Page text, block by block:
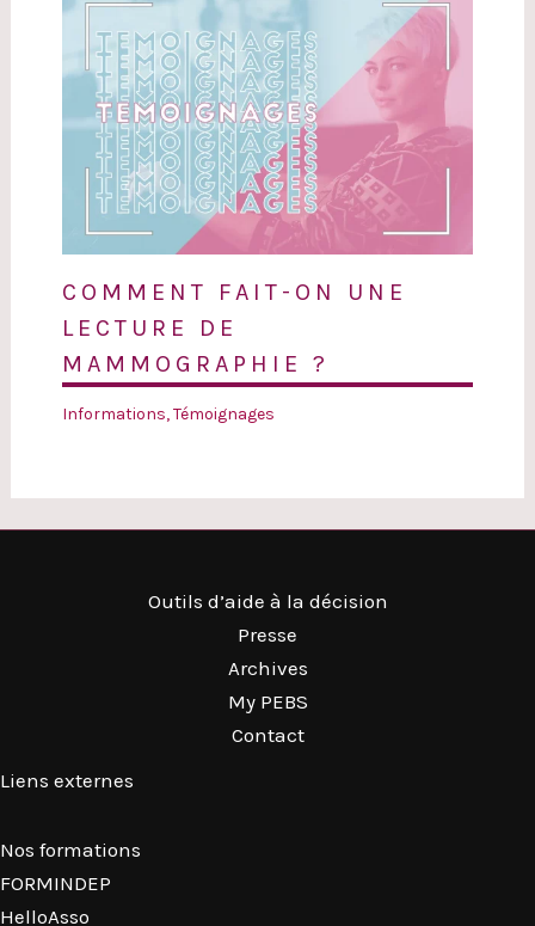
COMMENT FAIT-ON UNE
LECTURE DE
MAMMOGRAPHIE ?
Informations,Témoignages
Outils d’aide à la décision
Presse
Archives
My PEBS
Contact
Liens externes
Nos formations
FORMINDEP
HelloAsso